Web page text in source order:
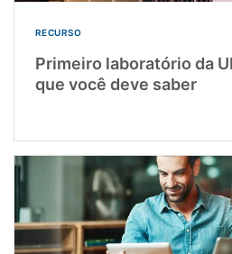
RECURSO
Primeiro laboratório da
que você deve saber